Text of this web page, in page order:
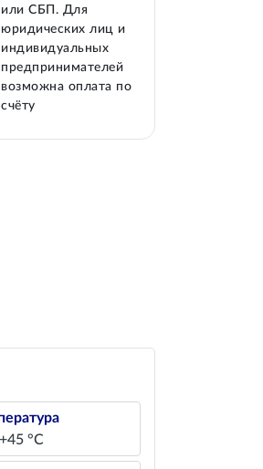
или СБП. Для
юридических лиц и
индивидуальных
предпринимателей
возможна оплата по
счёту
°C